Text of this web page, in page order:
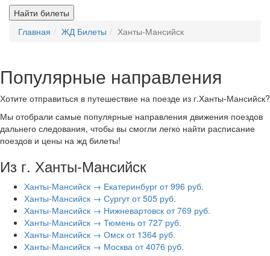
Найти билеты
Главная
ЖД Билеты Ханты-Мансийск
Популярные направления
Хотите отправиться в путешествие на поезде из г.Ханты-Мансийск?
Мы отобрали самые популярные направления движения поездов
дальнего следования, чтобы вы смогли легко найти расписание
поездов и цены на жд билеты!
Из г. Ханты-Мансийск
Ханты-Мансийск → Екатеринбург от 996 руб.
Ханты-Мансийск → Сургут от 505 руб.
Ханты-Мансийск → Нижневартовск от 769 руб.
Ханты-Мансийск → Тюмень от 727 руб.
Ханты-Мансийск → Омск от 1364 руб.
Ханты-Мансийск → Москва от 4076 руб.